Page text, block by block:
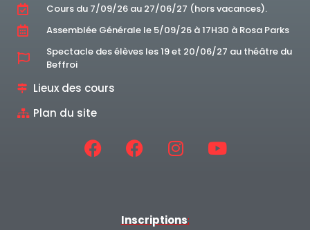
Cours du 7/09/26 au 27/06/27 (hors vacances).
Assemblée Générale le 5/09/26 à 17H30 à Rosa Parks
Spectacle des élèves les 19 et 20/06/27 au théâtre du
Beffroi
Lieux des cours
Plan du site
Inscriptions: